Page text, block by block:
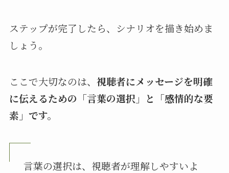
ステップが完了したら、シナリオを描き始めま
しょう。
ここで大切なのは、 視聴者にメッセージを明確
に伝えるための「言葉の選択」と「感情的な要
素」です。
言葉の選択は、視聴者が理解しやすいよ